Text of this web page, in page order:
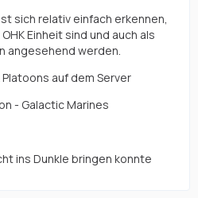
sich relativ einfach erkennen,
Einheit sind und auch als
angesehend werden.
auf dem Server
- Galactic Marines
ins Dunkle bringen konnte